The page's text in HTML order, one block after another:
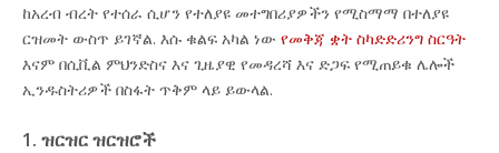
ከአረብ ብረት የተሰራ ሲሆን የተለያዩ መተግበሪያዎችን የሚስማማ በተለያዩ
ርዝመት ውስጥ ይገኛል. እሱ ቁልፍ አካል ነው የመቅጃ ቋት ስካድድሪንግ ስርዓት
እናም በሲቪል ምህንድስና እና ጊዜያዊ የመዳረሻ እና ድጋፍ የሚጠይቁ ሌሎች
ኢንዱስትሪዎች በስፋት ጥቅም ላይ ይውላል.
1. ዝርዝር ዝርዝሮች